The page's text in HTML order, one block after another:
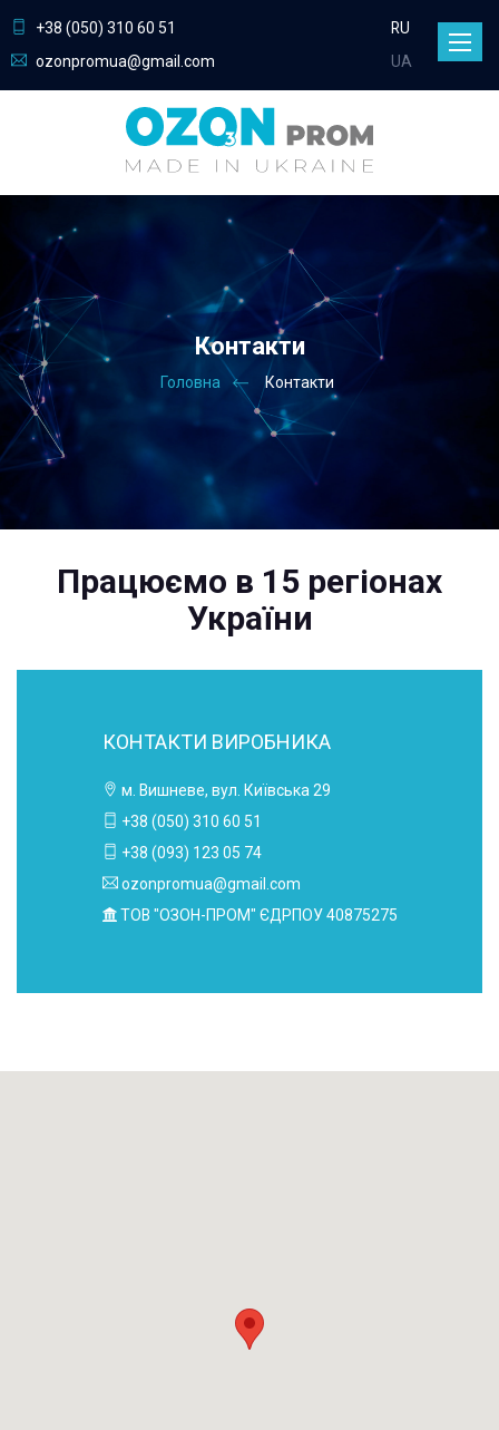
+38 (050) 310 60 51
ozonpromua@gmail.com
RU
UA
Toggle
Контакти
Головна Контакти
Працюємо в 15 регіонах
України
КОНТАКТИ ВИРОБНИКА
м. Вишневе, вул. Київська 29
+38 (050) 310 60 51
+38 (093) 123 05 74
ozonpromua@gmail.com
ТОВ "ОЗОН-ПРОМ" ЄДРПОУ 40875275